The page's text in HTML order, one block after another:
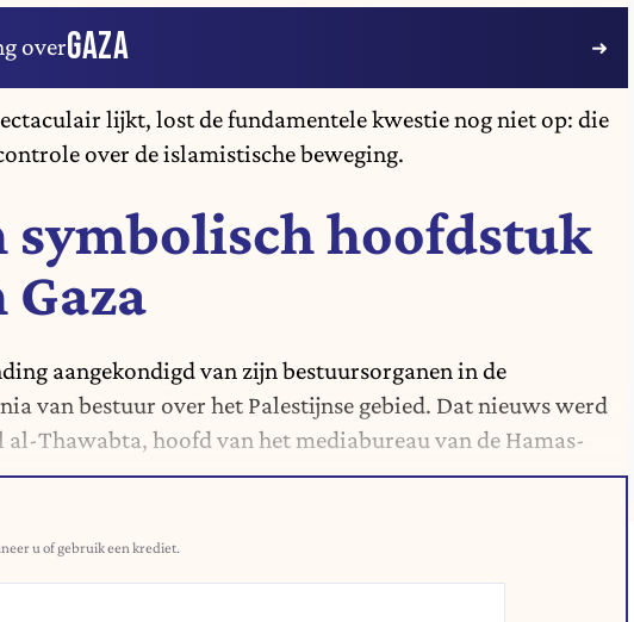
overGAZA
lijkt, lost de fundamentele kwestie nog niet op: die
over de islamistische beweging.
symbolisch hoofdstuk
aangekondigd van zijn bestuursorganen inde
van bestuur over het Palestijnse gebied. Dat nieuws werd
al-Thawabta, hoofd van het mediabureau van de Hamas-
u of gebruik een krediet.